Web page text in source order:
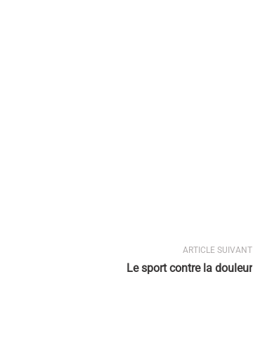
ARTICLE SUIVANT
Le sport contre la douleur